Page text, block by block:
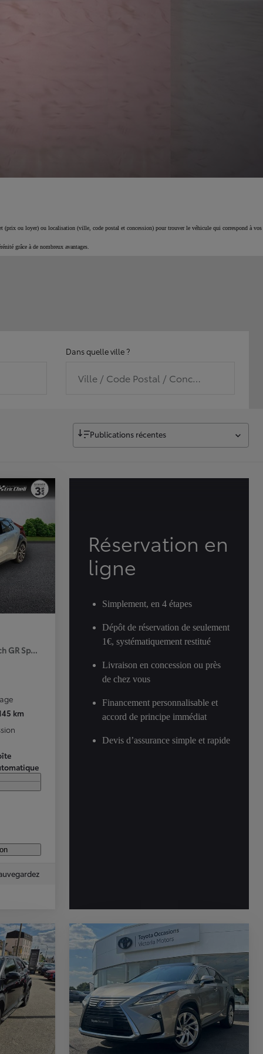
(prix ou loyer) ou localisation (ville, code postal et concession) pour trouver le véhicule qui correspond à vos
grâce à de nombreux avantages.
Dans quelle ville ?
Ville / Code Postal / Concession
Publications récentes
GR Sport Premiere MY25
km
Réservation en
ligne
Simplement, en 4 étapes
Dépôt de réservation de seulement
1€, systématiquement restitué
Livraison en concession ou près
de chez vous
Financement personnalisable et
accord de principe immédiat
Devis d’assurance simple et rapide